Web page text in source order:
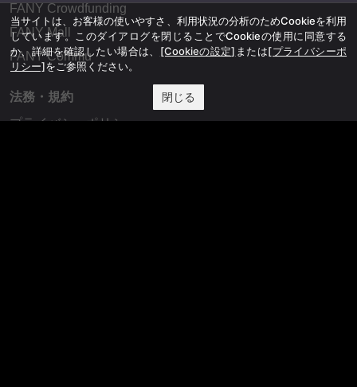
FANY Crowdfunding
FANY Mall
FANY Commu
法務・規約
プライバシーポリシー
当サイトは、お客様の使いやすさ、利用状況の分析のためCookieを利用
しています。このダイアログを閉じることでCookieの使用に同意する
か、詳細を確認したい場合は、 [Cookieの設定] または[プライバシーポ
リシー]をご参照ください。
閉じる